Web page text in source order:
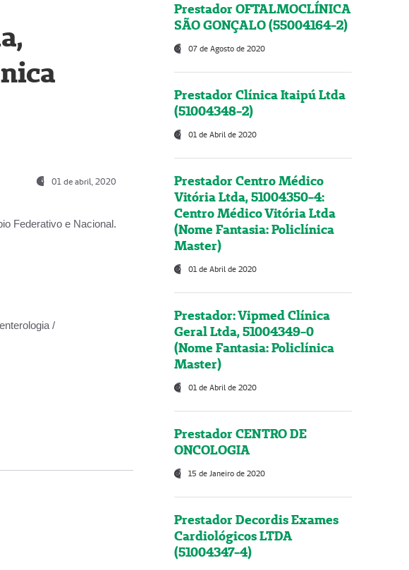
01 de abril, 2020
Federativo e Nacional.
/
Prestador OFTALMOCLÍNICA
SÃO GONÇALO (55004164-2)
07 de Agosto de 2020
Prestador Clínica Itaipú Ltda
(51004348-2)
01 de Abril de 2020
Prestador Centro Médico
Vitória Ltda, 51004350-4:
Centro Médico Vitória Ltda
(Nome Fantasia: Policlínica
Master)
01 de Abril de 2020
Prestador: Vipmed Clínica
Geral Ltda, 51004349-0
(Nome Fantasia: Policlínica
Master)
01 de Abril de 2020
Prestador CENTRO DE
ONCOLOGIA
15 de Janeiro de 2020
Prestador Decordis Exames
Cardiológicos LTDA
(51004347-4)